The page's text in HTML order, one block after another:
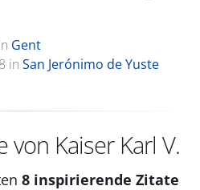
Gent
in San Jerónimo de Yuste
von Kaiser Karl V.
8 inspirierende Zitate